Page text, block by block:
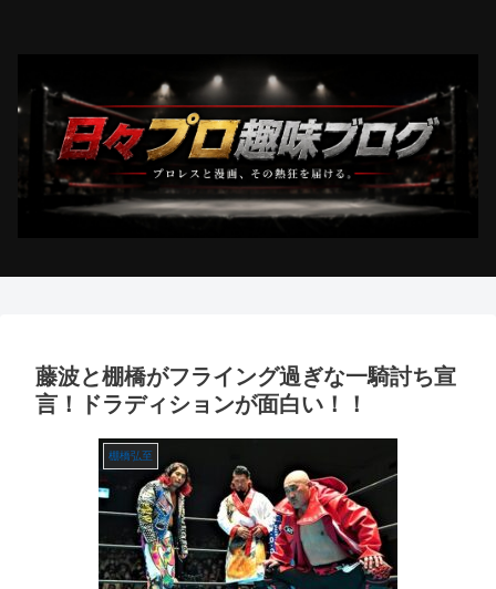
藤波と棚橋がフライング過ぎな一騎討ち宣
言！ドラディションが面白い！！
棚橋弘至